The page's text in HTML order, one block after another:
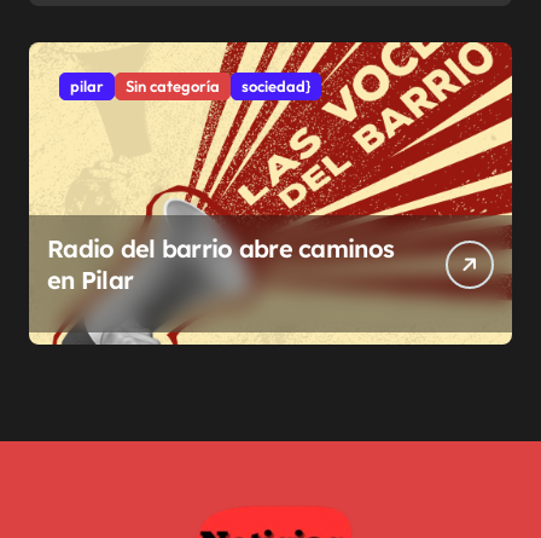
pilar Sin categoría sociedad}
Radio del barrio abre caminos
en Pilar